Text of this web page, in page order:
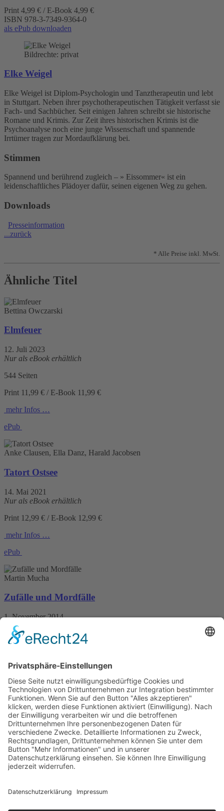
Print 4,99 € / E-Book 4,99 €
ISBN 978-3-7349-9364-0
als ePub downloaden
Bildrechte: privat
Elke Weigel
Elke Weigel ist Diplom-Psychologin und Tanztherapeutin und lebt
in Stuttgart. Neben ihrer psychotherapeutischen Tätigkeit verfasst sie
Fach- und Sachbücher. Seit einigen Jahren schreibt sie historische
Romane und Krimis. Zur Zeit ihres historischen Krimis ist die
Psychoanalyse noch eine junge Wissenschaft und spannende
Irrtümer tragen zur Mordaufklärung bei.
Stimmen
Spannend und berührend zugleich – » Eissommer« ist ein
leidenschaftliches Plädoyer dafür, seinen eigenen Weg zu gehen.
Downloads
Presseinformation
...zurück
* Alle Preise inkl. MwSt.
Ähnliche Titel
Bettina Owczarski
Elmfeuer
12. Juli 2023
Nur als eBook erhältlich
544 Seiten
Print 11,99 € / E-Book 11,99 €
mehr Infos …
ePub
Anke Clausen, Ella Danz, Harald Jacobsen
Tatort Ostsee
14. Mai 2021
Nur als eBook erhältlich
Print 12,99 € / E-Book 12,99 €
mehr Infos …
ePub
Martin Mucha
Zufälle und Mordfälle
1. November 2014
Nur als eBook erhältlich
Print 3,99 € / E-Book 3,99 €
ePub
Sandra Dünschede, Reinhard Pelte, Hardy Pundt
Tatort Nordsee
14. Mai 2021
Nur als eBook erhältlich
Print 12,99 € / E-Book 12,99 €